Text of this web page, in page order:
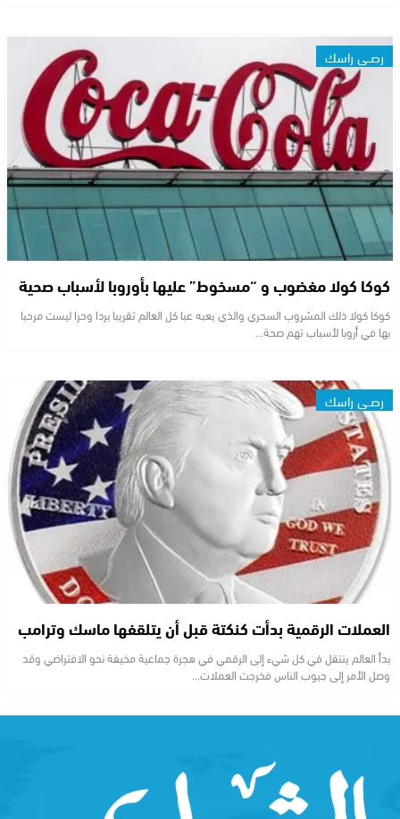
رصــي راسك
كوكا كولا مغضوب و “مسخوط” عليها بأوروبا لأسباب صحية
كوكا كولا ذلك المشروب السحري والذي يعبه عبا كل العالم تقريبا بردا وحرا ليست مرحبا
بها في أروبا لأسباب تهم صحة…
رصــي راسك
العملات الرقمية بدأت كنكتة قبل أن يتلقفها ماسك وترامب
بدأ العالم ينتقل في كل شيء إلى الرقمي في هجرة جماعية مخيفة نحو الافتراضي وقد
وصل الأمر إلى جيوب الناس فخرجت العملات…